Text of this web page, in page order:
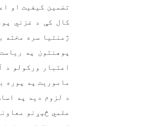
تضمین کیفیت او
کال کې د غزني
ژمنتیا سره مخته
پوهنتون په
اعتبار ورکولو د
د لزوم دید په
علمي څېړنو